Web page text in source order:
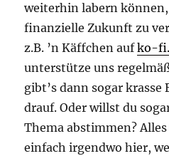
weiterhin labern
finanzielle Zukunft zu
z.B. ’n Käffchen aufko-
unterstütze uns
gibt’s dann sogar krasse
drauf. Oder willst du
Thema abstimmen?
einfach irgendwo hier,